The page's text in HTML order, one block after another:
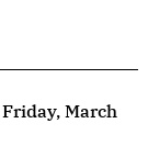
March